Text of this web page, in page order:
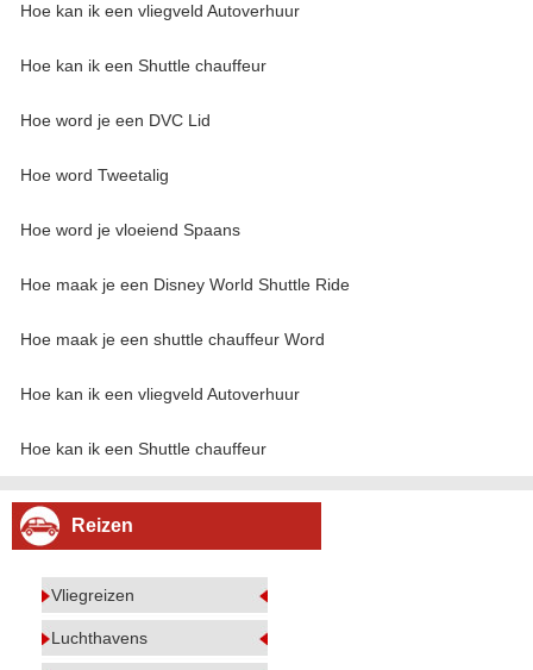
Hoe kan ik een vliegveld Autoverhuur
Hoe kan ik een Shuttle chauffeur
Hoe word je een DVC Lid
Hoe word Tweetalig
Hoe word je vloeiend Spaans
Hoe maak je een Disney World Shuttle Ride
Hoe maak je een shuttle chauffeur Word
Hoe kan ik een vliegveld Autoverhuur
Hoe kan ik een Shuttle chauffeur
Reizen
Vliegreizen
Luchthavens